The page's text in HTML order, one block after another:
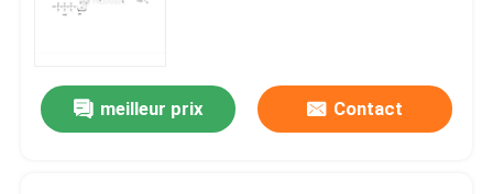
Au sujet de nous
meilleur prix Contact